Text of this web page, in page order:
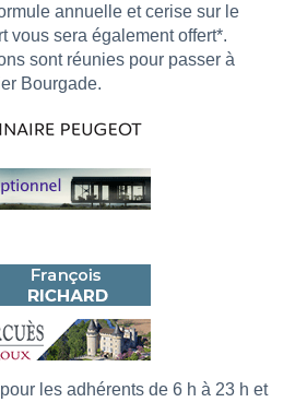
annuelle et cerise sur le
vous sera également offert*.
sont réunies pour passer à
Bourgade.
les adhérents de 6 h à 23 h et